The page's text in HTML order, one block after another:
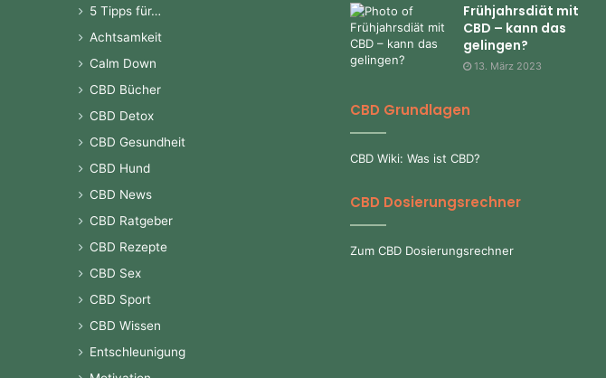
5 Tipps für…
Achtsamkeit
Calm Down
CBD Bücher
CBD Detox
CBD Gesundheit
CBD Hund
CBD News
CBD Ratgeber
CBD Rezepte
CBD Sex
CBD Sport
CBD Wissen
Entschleunigung
Frühjahrsdiät mit
CBD – kann das
gelingen?
13. März 2023
CBD Grundlagen
CBD Wiki: Was ist CBD?
CBD Dosierungsrechner
Zum CBD Dosierungsrechner